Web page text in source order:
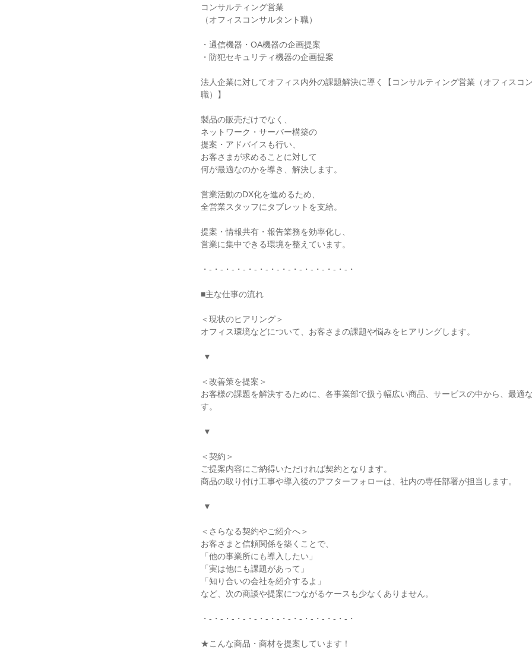
コンサルティング営業
（オフィスコンサルタント職）
・通信機器・OA機器の企画提案
・防犯セキュリティ機器の企画提案
法人企業に対してオフィス内外の課題解決に導く【コンサルティング営業（オフィスコ
職）】
製品の販売だけでなく、
ネットワーク・サーバー構築の
提案・アドバイスも行い、
お客さまが求めることに対して
何が最適なのかを導き、解決します。
営業活動のDX化を進めるため、
全営業スタッフにタブレットを支給。
提案・情報共有・報告業務を効率化し、
営業に集中できる環境を整えています。
・-・-・-・-・-・-・-・-・-・-・-・-・-・
■主な仕事の流れ
＜現状のヒアリング＞
オフィス環境などについて、お客さまの課題や悩みをヒアリングします。
＜改善策を提案＞
お客様の課題を解決するために、各事業部で扱う幅広い商品、サービスの中から、最適
す。
＜契約＞
ご提案内容にご納得いただければ契約となります。
商品の取り付け工事や導入後のアフターフォローは、社内の専任部署が担当します。
＜さらなる契約やご紹介へ＞
お客さまと信頼関係を築くことで、
「他の事業所にも導入したい」
「実は他にも課題があって」
「知り合いの会社を紹介するよ」
など、次の商談や提案につながるケースも少なくありません。
・-・-・-・-・-・-・-・-・-・-・-・-・-・
★こんな商品・商材を提案しています！